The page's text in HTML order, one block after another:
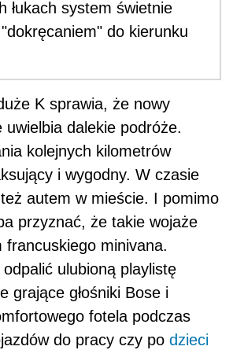
łukach system świetnie
"dokręcaniem" do kierunku
K sprawia, że nowy
uwielbia dalekie podróże.
kolejnych kilometrów
i wygodny. W czasie
autem w mieście. I pomimo
przyznać, że takie wojaże
francuskiego minivana.
ulubioną playlistę
grające głośniki Bose i
fotela podczas
do pracy czy po dzieci